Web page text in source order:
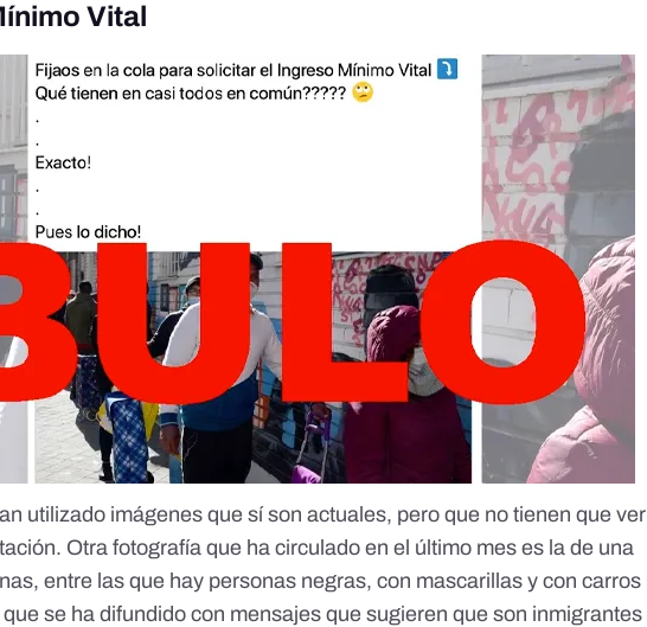
Vital
utilizado imágenes que sí son actuales, pero que no tienen que ver
Otra fotografía que ha circulado en el último mes es la de una
entre las que hay personas negras, con mascarillas y con carros
se ha difundido con mensajes que sugieren que son inmigrantes